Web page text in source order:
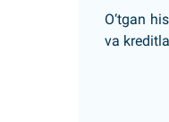
O‘tgan
va